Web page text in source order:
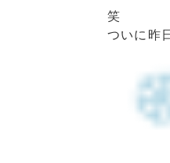
笑
ついに昨